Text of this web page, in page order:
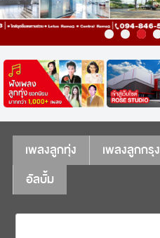
เพลงลูกทุ่ง เพลงลูกกรุง
อัลบั้ม